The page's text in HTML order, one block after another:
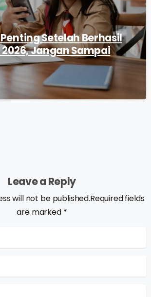
Setelah Berhasil
2026, Jangan Sampai
Leave a Reply
will not be published.Required fields
are marked *